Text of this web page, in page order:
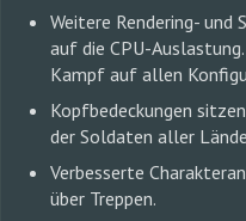
Weitere Rendering- und
auf die CPU-
Kampf auf allen
Kopfbedeckungen
der Soldaten aller
Verbesserte
über Treppen.